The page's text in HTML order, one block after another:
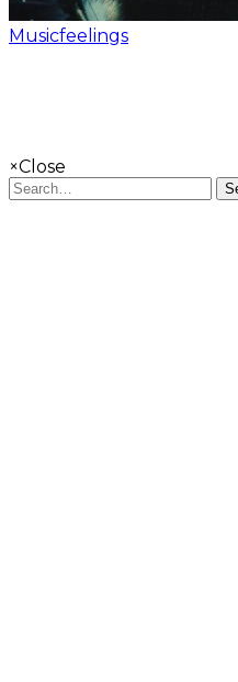
Musicfeelings
×Close